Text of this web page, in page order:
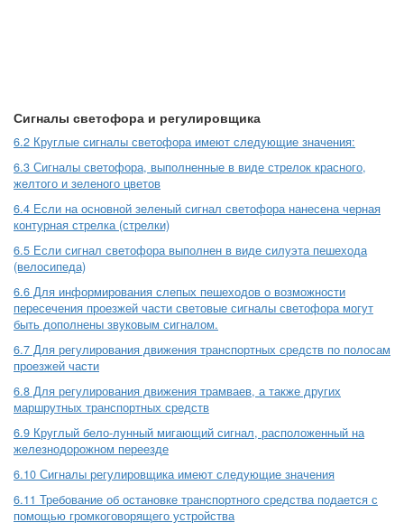
Сигналы светофора и регулировщика
6.2 Круглые сигналы светофора имеют следующие значения:
6.3 Сигналы светофора, выполненные в виде стрелок красного,
желтого и зеленого цветов
6.4 Если на основной зеленый сигнал светофора нанесена черная
контурная стрелка (стрелки)
6.5 Если сигнал светофора выполнен в виде силуэта пешехода
(велосипеда)
6.6 Для информирования слепых пешеходов о возможности
пересечения проезжей части световые сигналы светофора могут
быть дополнены звуковым сигналом.
6.7 Для регулирования движения транспортных средств по полосам
проезжей части
6.8 Для регулирования движения трамваев, а также других
маршрутных транспортных средств
6.9 Круглый бело-лунный мигающий сигнал, расположенный на
железнодорожном переезде
6.10 Сигналы регулировщика имеют следующие значения
6.11 Требование об остановке транспортного средства подается с
помощью громкоговорящего устройства